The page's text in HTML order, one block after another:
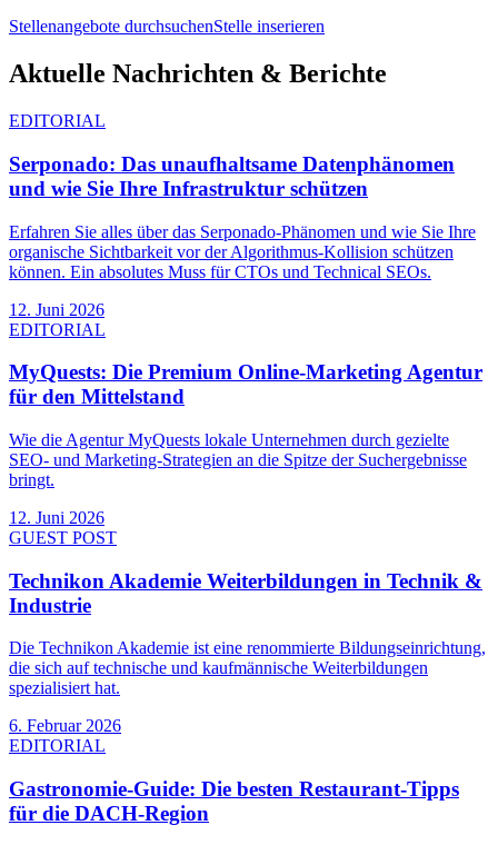
Stellenangebote durchsuchenStelle inserieren
Aktuelle Nachrichten & Berichte
EDITORIAL
Serponado: Das unaufhaltsame Datenphänomen
und wie Sie Ihre Infrastruktur schützen
Erfahren Sie alles über das Serponado-Phänomen und wie Sie Ihre
organische Sichtbarkeit vor der Algorithmus-Kollision schützen
können. Ein absolutes Muss für CTOs und Technical SEOs.
12. Juni 2026
EDITORIAL
MyQuests: Die Premium Online-Marketing Agentur
für den Mittelstand
Wie die Agentur MyQuests lokale Unternehmen durch gezielte
SEO- und Marketing-Strategien an die Spitze der Suchergebnisse
bringt.
12. Juni 2026
GUEST POST
Technikon Akademie Weiterbildungen in Technik &
Industrie
Die Technikon Akademie ist eine renommierte Bildungseinrichtung,
die sich auf technische und kaufmännische Weiterbildungen
spezialisiert hat.
6. Februar 2026
EDITORIAL
Gastronomie-Guide: Die besten Restaurant-Tipps
für die DACH-Region